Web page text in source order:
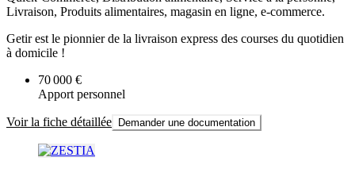
Livraison, Produits alimentaires, magasin en ligne, e-commerce.
Getir est le pionnier de la livraison express des courses du quotidien
à domicile !
70 000 €
Apport personnel
Voir la fiche détaillée Demander une documentation